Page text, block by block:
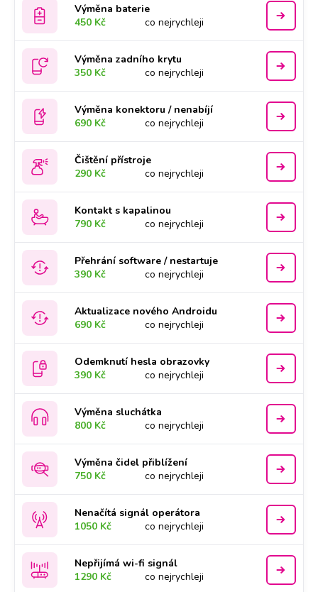
Výměna baterie
450 Kč
co nejrychleji
Výměna zadního krytu
350 Kč
co nejrychleji
Výměna konektoru / nenabíjí
690 Kč
co nejrychleji
Čištění přístroje
290 Kč
co nejrychleji
Kontakt s kapalinou
790 Kč
co nejrychleji
Přehrání software / nestartuje
390 Kč
co nejrychleji
Aktualizace nového Androidu
690 Kč
co nejrychleji
Odemknutí hesla obrazovky
390 Kč
co nejrychleji
Výměna sluchátka
800 Kč
co nejrychleji
Výměna čidel přiblížení
750 Kč
co nejrychleji
Nenačítá signál operátora
1050 Kč
co nejrychleji
Nepřijímá wi-fi signál
1290 Kč
co nejrychleji